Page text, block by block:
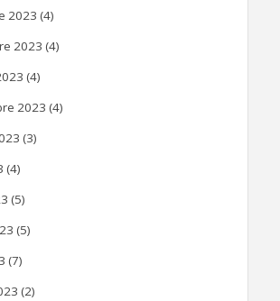
2023 (4)
2023 (4)
(4)
2023 (4)
(3)
(4)
(5)
(5)
(7)
(2)